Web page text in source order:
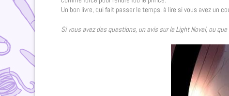
Un bon livre, qui fait passer le temps, à lire si vous avez un
Si vous avez des questions, un avis sur le Light Novel, ou